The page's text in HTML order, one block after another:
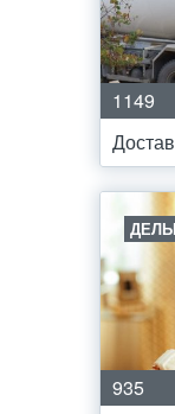
1149
935